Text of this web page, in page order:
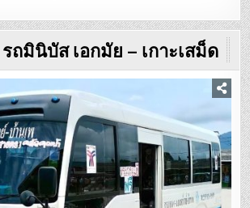
รถมินิบัส เอกมัย – เกาะเสม็ด